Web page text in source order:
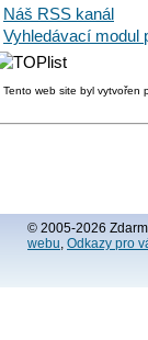
Náš RSS kanál
Vyhledávací modul
Tento web site byl vytvořen
© 2005-2026
webu Odkazy pro